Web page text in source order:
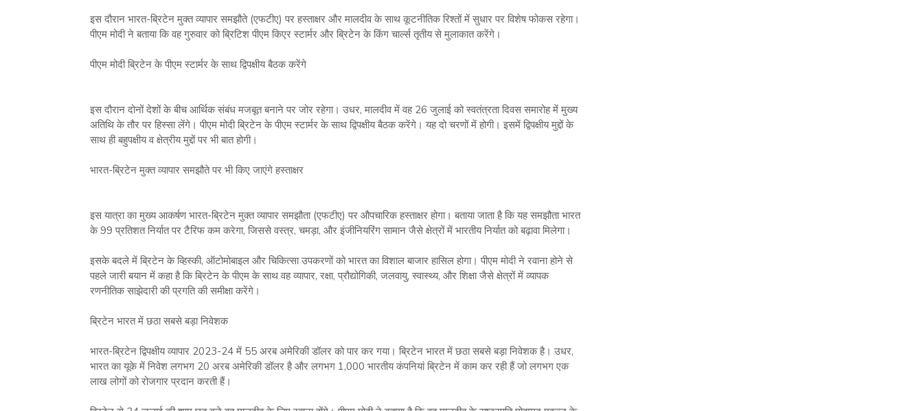
इस दौरान भारत-ब्रिटेन मुक्त व्यापार समझौते (एफटीए) पर हस्ताक्षर और मालदीव के साथ कूटनीतिक रिश्तों में सुधार पर विशेष फोकस रहेगा।
पीएम मोदी ने बताया कि वह गुरुवार को ब्रिटिश पीएम किएर स्टार्मर और ब्रिटेन के किंग चा‌र्ल्स तृतीय से मुलाकात करेंगे।
पीएम मोदी ब्रिटेन के पीएम स्टार्मर के साथ द्विपक्षीय बैठक करेंगे
इस दौरान दोनों देशों के बीच आर्थिक संबंध मजबूत बनाने पर जोर रहेगा। उधर, मालदीव में वह 26 जुलाई को स्वतंत्रता दिवस समारोह में मुख्य
अतिथि के तौर पर हिस्सा लेंगे। पीएम मोदी ब्रिटेन के पीएम स्टार्मर के साथ द्विपक्षीय बैठक करेंगे। यह दो चरणों में होगी। इसमें द्विपक्षीय मुद्दों के
साथ ही बहुपक्षीय व क्षेत्रीय मुद्दों पर भी बात होगी।
भारत-ब्रिटेन मुक्त व्यापार समझौते पर भी किए जाएंगे हस्ताक्षर
इस यात्रा का मुख्य आकर्षण भारत-ब्रिटेन मुक्त व्यापार समझौता (एफटीए) पर औपचारिक हस्ताक्षर होगा। बताया जाता है कि यह समझौता भारत
के 99 प्रतिशत निर्यात पर टैरिफ कम करेगा, जिससे वस्त्र, चमड़ा, और इंजीनियरिंग सामान जैसे क्षेत्रों में भारतीय निर्यात को बढ़ावा मिलेगा।
इसके बदले में ब्रिटेन के व्हिस्की, ऑटोमोबाइल और चिकित्सा उपकरणों को भारत का विशाल बाजार हासिल होगा। पीएम मोदी ने रवाना होने से
पहले जारी बयान में कहा है कि ब्रिटेन के पीएम के साथ वह व्यापार, रक्षा, प्रौद्योगिकी, जलवायु, स्वास्थ्य, और शिक्षा जैसे क्षेत्रों में व्यापक
रणनीतिक साझेदारी की प्रगति की समीक्षा करेंगे।
ब्रिटेन भारत में छठा सबसे बड़ा निवेशक
भारत-ब्रिटेन द्विपक्षीय व्यापार 2023-24 में 55 अरब अमेरिकी डॉलर को पार कर गया। ब्रिटेन भारत में छठा सबसे बड़ा निवेशक है। उधर,
भारत का यूके में निवेश लगभग 20 अरब अमेरिकी डॉलर है और लगभग 1,000 भारतीय कंपनियां ब्रिटेन में काम कर रही हैं जो लगभग एक
लाख लोगों को रोजगार प्रदान करती हैं।